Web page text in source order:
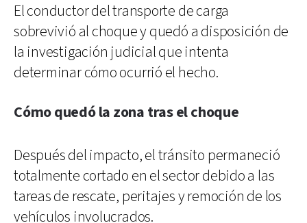
El conductor del transporte de carga
sobrevivió al choque y quedó a disposición de
la investigación judicial que intenta
determinar cómo ocurrió el hecho.
Cómo quedó la zona tras el choque
Después del impacto, el tránsito permaneció
totalmente cortado en el sector debido a las
tareas de rescate, peritajes y remoción de los
vehículos involucrados.